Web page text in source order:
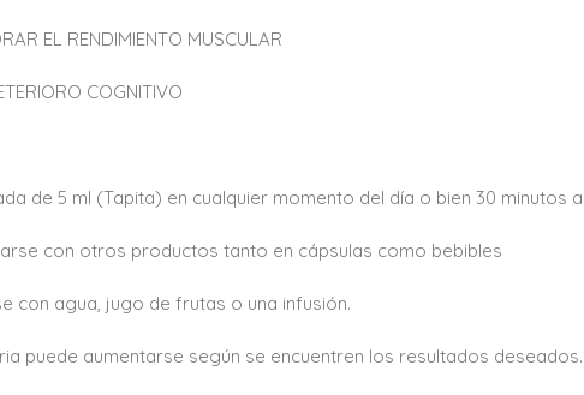
EL RENDIMIENTO MUSCULAR
COGNITIVO
de 5 ml (Tapita) en cualquier momento del día o bien 30 minutos
con otros productos tanto en cápsulas como bebibles
con agua, jugo de frutas o una infusión.
puede aumentarse según se encuentren los resultados deseados.